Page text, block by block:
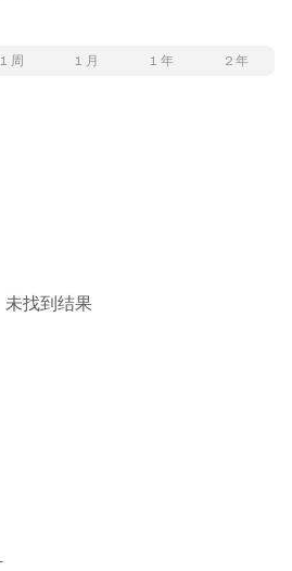
1 周 1 月 1 年 2 年
未找到结果